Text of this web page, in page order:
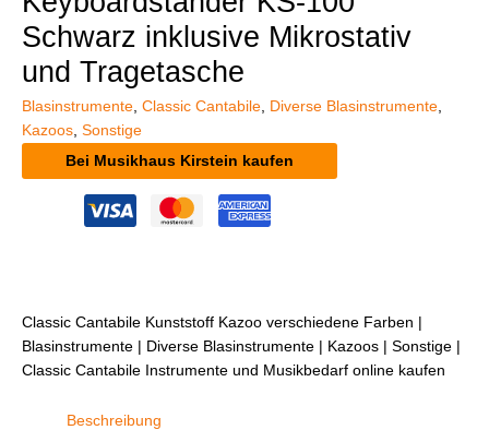
Schwarz inklusive Mikrostativ
und Tragetasche
Blasinstrumente, Classic Cantabile, Diverse Blasinstrumente,
Kazoos, Sonstige
Bei Musikhaus Kirstein kaufen
Classic Cantabile Kunststoff Kazoo verschiedene Farben |
Blasinstrumente | Diverse Blasinstrumente | Kazoos | Sonstige |
Classic Cantabile Instrumente und Musikbedarf online kaufen
Beschreibung